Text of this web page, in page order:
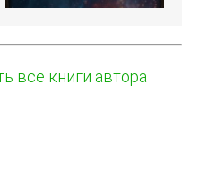
все книги автора